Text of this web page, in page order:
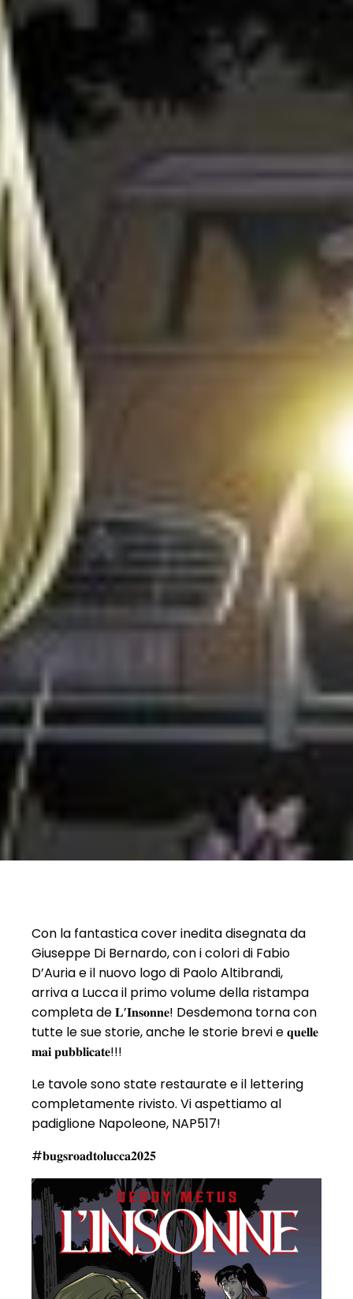
Con la fantastica cover inedita disegnata da
Giuseppe Di Bernardo, con i colori di Fabio
D’Auria e il nuovo logo di Paolo Altibrandi,
arriva a Lucca il primo volume della ristampa
completa de 𝐋’𝐈𝐧𝐬𝐨𝐧𝐧𝐞! Desdemona torna con
tutte le sue storie, anche le storie brevi e 𝐪𝐮𝐞𝐥𝐥𝐞
𝐦𝐚𝐢 𝐩𝐮𝐛𝐛𝐥𝐢𝐜𝐚𝐭𝐞!!!
Le tavole sono state restaurate e il lettering
completamente rivisto. Vi aspettiamo al
padiglione Napoleone, NAP517!
#𝐛𝐮𝐠𝐬𝐫𝐨𝐚𝐝𝐭𝐨𝐥𝐮𝐜𝐜𝐚𝟐𝟎𝟐𝟓